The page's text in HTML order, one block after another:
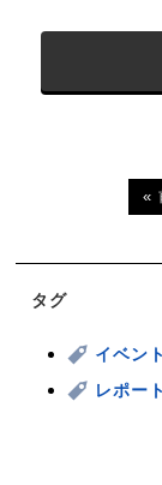
«
タグ
イベント
レポート